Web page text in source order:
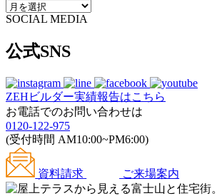
SOCIAL MEDIA
公式SNS
ZEHビルダー実績報告はこちら
お電話でのお問い合わせは
0120-122-975
(受付時間 AM10:00~PM6:00)
資料請求 ご来場案内